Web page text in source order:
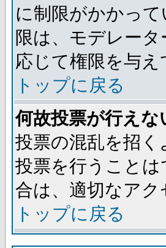
に制限がかかっ
限は、モデレー
応じて権限を与
トップに戻る
何故投票が行え
投票の混乱を招
投票を行うこと
合は、適切なア
トップに戻る